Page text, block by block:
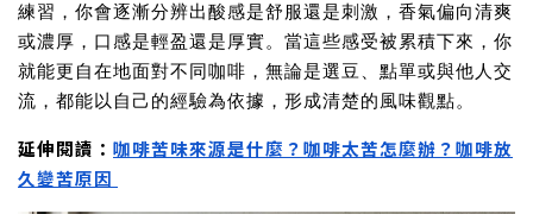
練習，你會逐漸分辨出酸感是舒服還是刺激，香氣偏向清爽
或濃厚，口感是輕盈還是厚實。當這些感受被累積下來，你
就能更自在地面對不同咖啡，無論是選豆、點單或與他人交
流，都能以自己的經驗為依據，形成清楚的風味觀點。
延伸閱讀： 咖啡苦味來源是什麼？咖啡太苦怎麼辦？咖啡放
久變苦原因